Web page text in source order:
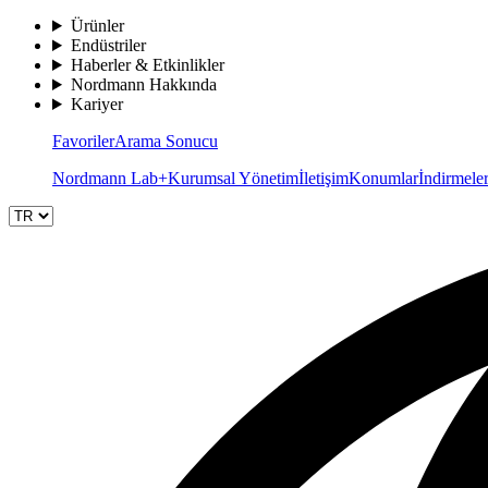
Ürünler
Endüstriler
Haberler & Etkinlikler
Nordmann Hakkında
Kariyer
FavorilerArama Sonucu
Nordmann Lab+Kurumsal YönetimİletişimKonumlarİndirmeler